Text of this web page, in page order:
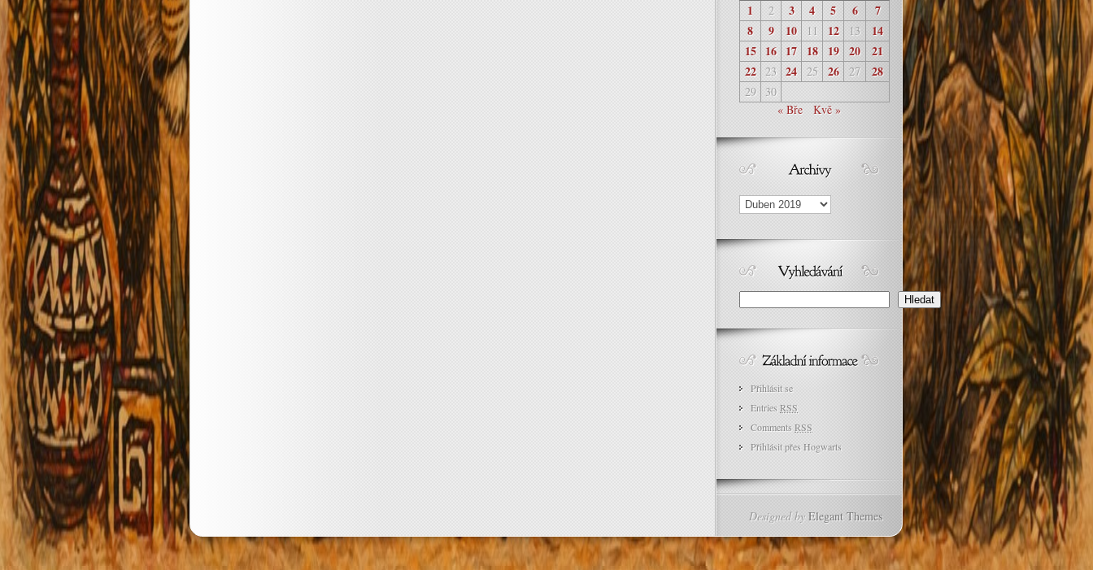
1 2 3 4 5 6
7
8
9 10 11 12 13
14
15 16 17 18 19 20
21
22
23 24 25 26 27 28
29
30
« Bře
Kvě »
Archivy
Hledat
Přihlásit se
Entries RSS
Comments RSS
Přihlásit přes Hogwarts
Designed byElegant Themes